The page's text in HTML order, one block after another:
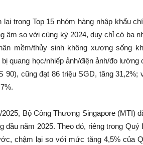
lại trong Top 15 nhóm hàng nhập khẩu
âm so với cùng kỳ 2024, duy chỉ có ba
mềm/thủy sinh không xương sống
quang học/nhiếp ảnh/điện ảnh/đo
90), cũng đạt 86 triệu SGD, tăng
Bộ Công Thương Singapore (MTI)
đầu năm 2025. Theo đó, riêng trong
chậm lại so với mức tăng 4,5% của